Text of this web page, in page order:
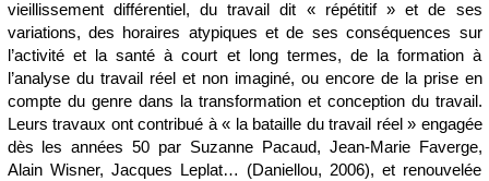
vieillissement différentiel, du travail dit « répétitif » et de ses
variations, des horaires atypiques et de ses conséquences sur
l’activité et la santé à court et long termes, de la formation à
l’analyse du travail réel et non imaginé, ou encore de la prise en
compte du genre dans la transformation et conception du travail.
Leurs travaux ont contribué à « la bataille du travail réel » engagée
dès les années 50 par Suzanne Pacaud, Jean-Marie Faverge,
Alain Wisner, Jacques Leplat… (Daniellou, 2006), et renouvelée